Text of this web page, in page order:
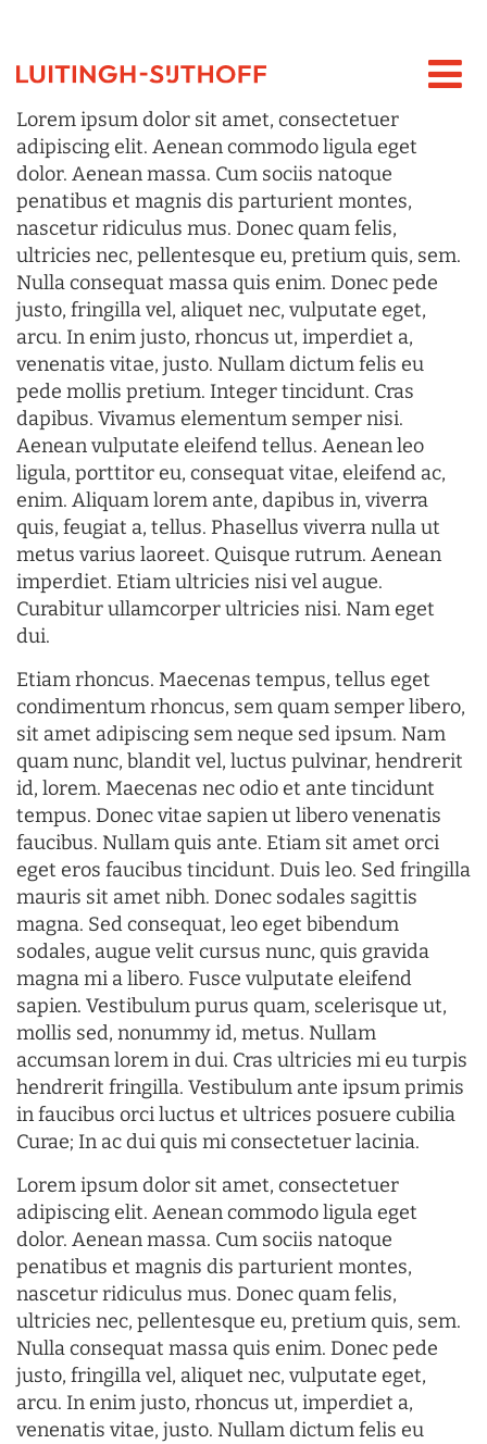
Lorem ipsum dolor sit amet, consectetuer
adipiscing elit. Aenean commodo ligula eget
dolor. Aenean massa. Cum sociis natoque
penatibus et magnis dis parturient montes,
nascetur ridiculus mus. Donec quam felis,
ultricies nec, pellentesque eu, pretium quis, sem.
Nulla consequat massa quis enim. Donec pede
justo, fringilla vel, aliquet nec, vulputate eget,
arcu. In enim justo, rhoncus ut, imperdiet a,
venenatis vitae, justo. Nullam dictum felis eu
pede mollis pretium. Integer tincidunt. Cras
dapibus. Vivamus elementum semper nisi.
Aenean vulputate eleifend tellus. Aenean leo
ligula, porttitor eu, consequat vitae, eleifend ac,
enim. Aliquam lorem ante, dapibus in, viverra
quis, feugiat a, tellus. Phasellus viverra nulla ut
metus varius laoreet. Quisque rutrum. Aenean
imperdiet. Etiam ultricies nisi vel augue.
Curabitur ullamcorper ultricies nisi. Nam eget
dui.
Etiam rhoncus. Maecenas tempus, tellus eget
condimentum rhoncus, sem quam semper libero,
sit amet adipiscing sem neque sed ipsum. Nam
quam nunc, blandit vel, luctus pulvinar, hendrerit
id, lorem. Maecenas nec odio et ante tincidunt
tempus. Donec vitae sapien ut libero venenatis
faucibus. Nullam quis ante. Etiam sit amet orci
eget eros faucibus tincidunt. Duis leo. Sed fringilla
mauris sit amet nibh. Donec sodales sagittis
magna. Sed consequat, leo eget bibendum
sodales, augue velit cursus nunc, quis gravida
magna mi a libero. Fusce vulputate eleifend
sapien. Vestibulum purus quam, scelerisque ut,
mollis sed, nonummy id, metus. Nullam
accumsan lorem in dui. Cras ultricies mi eu turpis
hendrerit fringilla. Vestibulum ante ipsum primis
in faucibus orci luctus et ultrices posuere cubilia
Curae; In ac dui quis mi consectetuer lacinia.
Lorem ipsum dolor sit amet, consectetuer
adipiscing elit. Aenean commodo ligula eget
dolor. Aenean massa. Cum sociis natoque
penatibus et magnis dis parturient montes,
nascetur ridiculus mus. Donec quam felis,
ultricies nec, pellentesque eu, pretium quis, sem.
Nulla consequat massa quis enim. Donec pede
justo, fringilla vel, aliquet nec, vulputate eget,
arcu. In enim justo, rhoncus ut, imperdiet a,
venenatis vitae, justo. Nullam dictum felis eu